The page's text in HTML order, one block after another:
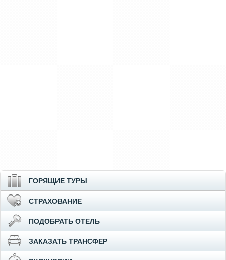
ГОРЯЩИЕ ТУРЫ
СТРАХОВАНИЕ
ПОДОБРАТЬ ОТЕЛЬ
ЗАКАЗАТЬ ТРАНСФЕР